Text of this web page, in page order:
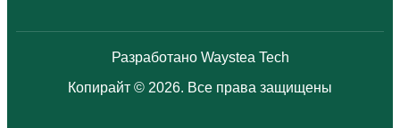
Разработано Waystea Tech
Копирайт © 2026. Все права защищены